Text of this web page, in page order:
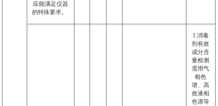
应能满足仪器
的特殊要求。
1.消毒
剂有效
成分含
量检测
需用气
相色
谱、高
效液相
色谱等